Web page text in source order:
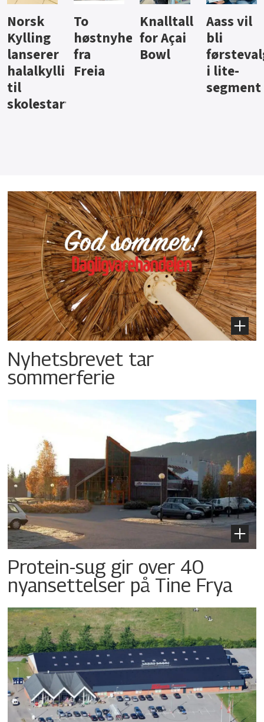
Knalltall
for Açai
Bowl
Aass vil
bli
førstevalg
i lite-
Brus og
jus fra
Berentsen
Hard
iste fra
Hansa
Nyhetsbrevet tar
sommerferie
Protein-sug gir over 40
nyansettelser på Tine Frya